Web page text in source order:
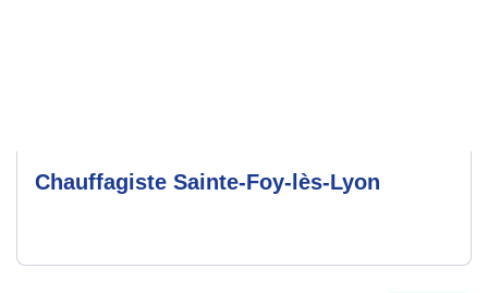
Chauffagiste Sainte-Foy-lès-Lyon